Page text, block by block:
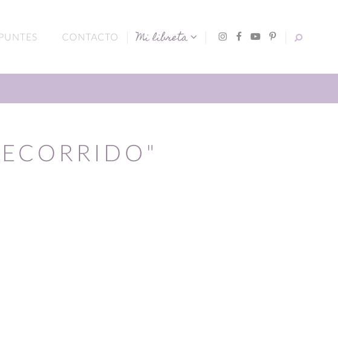
CONTACTO Mi libreta